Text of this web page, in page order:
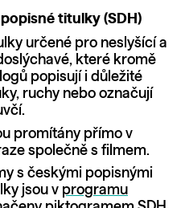
titulky (SDH)
určené pro neslyšící a
které kromě
popisují i důležité
ruchy nebo označují
promítány přímo v
společně s filmem.
s českými popisnými
jsou v programu